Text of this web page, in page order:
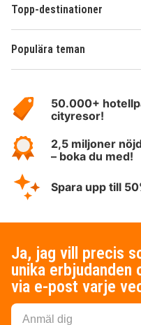
Topp-destinationer
Populära teman
HotelSpecials
50.000+
cityresor!
2,5 miljoner
– boka du med!
Spara upp till
Ja, jag vill precis
unika erbjudanden
via e-post varje